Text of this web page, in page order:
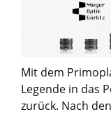
Mit dem
Legende in das
zurück. Nach